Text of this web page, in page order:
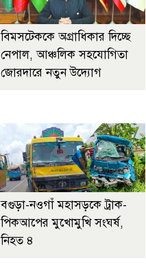
বিমসটেককে অগ্রাধিকার দিচ্ছে
নেপাল, আঞ্চলিক সহযোগিতা
জোরদারে নতুন উদ্যোগ
বগুড়া-নওগাঁ মহাসড়কে ট্রাক-
পিকআপের মুখোমুখি সংঘর্ষ,
নিহত ৪